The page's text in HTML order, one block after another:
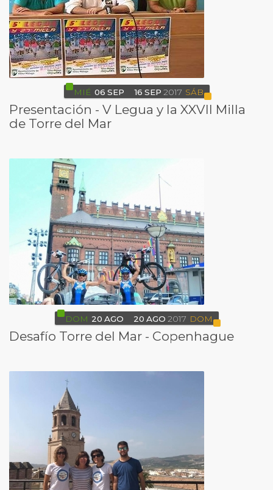
MIÉ 06 SEP 16 SEP 2017 SÁB
Presentación - V Legua y la XXVII Milla
de Torre del Mar
DOM 20 AGO 20 AGO 2017 DOM
Desafío Torre del Mar - Copenhague